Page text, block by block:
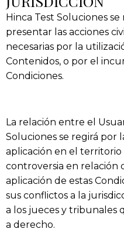
Hinca Test Soluciones se
presentar las acciones
necesarias por la
Contenidos, o por el
Condiciones.
La relación entre el
Soluciones se regirá por
aplicación en el
controversia en relación
aplicación de estas
sus conflictos a la
a los jueces y tribunales
a derecho.